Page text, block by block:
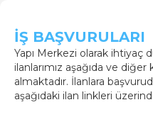
İŞ BAŞVURULARI
Yapı Merkezi olarak ihtiyaç
ilanlarımız aşağıda ve
almaktadır. İlanlara
aşağıdaki ilan linkleri